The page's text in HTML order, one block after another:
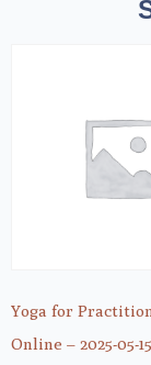
Yoga for
Online – 2025-05-15